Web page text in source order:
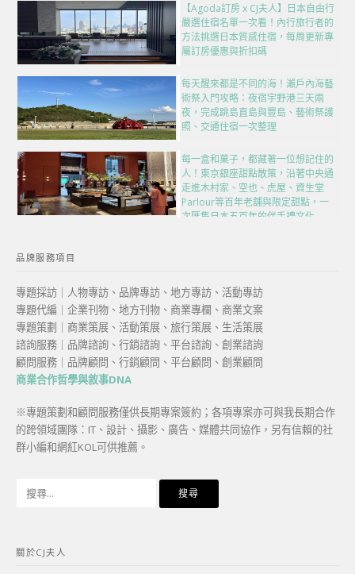
【Agoda訂房 x CJ夫人】日本自由行
嚴選住宿名單一次看！內行旅行者的
方法挑選日本質感住宿，每周更新專
屬訂房優惠與折扣碼
每天醒來都是不同的海！瀨戶內海藝
術祭入門攻略：夜宿宇野港三天兩
夜，完成跳島直島與豐島、藝術祭護
照、交通住宿一次整理
每一盒和菓子，都藏著一位想記住的
人！東京銀座甜點散策，沿著中央通
走進木村家、空也、虎屋、資生堂
Parlour等百年老舖與限定甜點，一
次匯集日本五百年的伴手禮文化
品牌服務項目
專題採訪｜人物專訪、品牌專訪、地方專訪、活動專訪
專題代編｜企業刊物、地方刊物、商業專欄、商業文案
專題策劃｜商業策展、活動策展、旅行策展、生活策展
諮詢服務｜品牌諮詢、行銷諮詢、平台諮詢、創業諮詢
顧問服務｜品牌顧問、行銷顧問、平台顧問、創業顧問
商業合作哲學與敘事DNA
※專題策劃和顧問服務僅供長期專案簽約；各項專案亦可與我長期合作
的跨領域團隊：IT、設計、攝影、廣告、媒體共同協作，另有信賴的社
群小編和網紅KOL可供推薦。
字:
關於CJ夫人